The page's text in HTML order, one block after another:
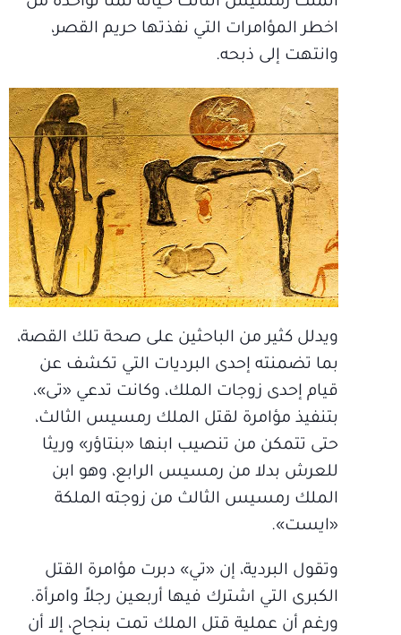
اخطر المؤامرات التي نفذتها حريم القصر،
وانتهت إلى ذبحه.
ويدلل كثير من الباحثين على صحة تلك القصة،
بما تضمنته إحدى البرديات التي تكشف عن
قيام إحدى زوجات الملك، وكانت تدعي «تى»،
بتنفيذ مؤامرة لقتل الملك رمسيس الثالث،
حتى تتمكن من تنصيب ابنها «بنتاؤر» وريثا
للعرش بدلا من رمسيس الرابع، وهو ابن
الملك رمسيس الثالث من زوجته الملكة
«ايست».
وتقول البردية، إن «تي» دبرت مؤامرة القتل
الكبرى التي اشترك فيها أربعين رجلاً وامرأة.
ورغم أن عملية قتل الملك تمت بنجاح، إلا أن